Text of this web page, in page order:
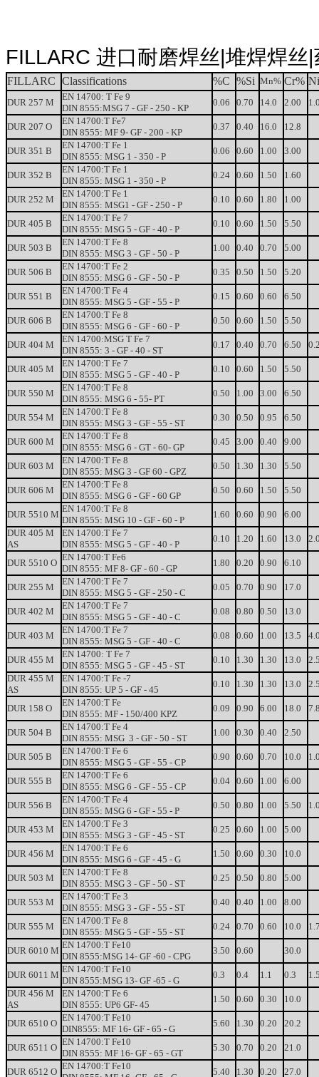
FILLARC 进口耐磨焊丝|堆焊焊丝
FILLARC Classifications %C %Si Mn% Cr%
DUR 257 M
EN 14700: T Fe 9
DIN 8555:MSG 7 - GF - 250 - KP
0.06 0.70 14.0 2.00
DUR 207 O
EN 14700:T Fe7
DIN 8555: MF 9- GF - 200 - KP
0.37 0.40 16.0 12.8
DUR 351 B
EN 14700:T Fe 1
DIN 8555: MSG 1 - 350 - P
0.06 0.60 1.00 3.00
DUR 352 B
EN 14700:T Fe 1
DIN 8555: MSG 1 - 350 - P
0.24 0.60 1.50 1.60
DUR 252 M
EN 14700:T Fe 1
DIN 8555: MSG1 - GF - 250 - P
0.10 0.60 1.80 1.00
DUR 405 B
EN 14700:T Fe 7
DIN 8555: MSG 5 - GF - 40 - P
0.10 0.60 1.50 5.50
DUR 503 B
EN 14700:T Fe 8
DIN 8555: MSG 3 - GF - 50 - P
1.00 0.40 0.70 5.00
DUR 506 B
EN 14700:T Fe 2
DIN 8555: MSG 6 - GF - 50 - P
0.35 0.50 1.50 5.20
DUR 551 B
EN 14700:T Fe 4
DIN 8555: MSG 5 - GF - 55 - P
0.15 0.60 0.60 6.50
DUR 606 B
EN 14700:T Fe 8
DIN 8555: MSG 6 - GF - 60 - P
0.50 0.60 1.50 5.50
DUR 404 M
EN 14700:MSG T Fe 7
DIN 8555: 3 - GF - 40 - ST
0.17 0.40 0.70 6.50
DUR 405 M
EN 14700:T Fe 7
DIN 8555: MSG 5 - GF - 40 - P
0.10 0.60 1.50 5.50
DUR 550 M
EN 14700:T Fe 8
DIN 8555: MSG 6 - 55- PT
0.50 1.00 3.00 6.50
DUR 554 M
EN 14700:T Fe 8
DIN 8555: MSG 3 - GF - 55 - ST
0.30 0.50 0.95 6.50
DUR 600 M
EN 14700:T Fe 8
DIN 8555: MSG 6 - GT - 60- GP
0.45 3.00 0.40 9.00
DUR 603 M
EN 14700:T Fe 8
DIN 8555: MSG 3 - GF 60 - GPZ
0.50 1.30 1.30 5.50
DUR 606 M
EN 14700:T Fe 8
DIN 8555: MSG 6 - GF - 60 GP
0.50 0.60 1.50 5.50
DUR 5510 M
EN 14700:T Fe 8
DIN 8555: MSG 10 - GF - 60 - P
1.60 0.60 0.90
6.00
DUR 405 M
AS
EN 14700:T Fe 7
DIN 8555: MSG 5 - GF - 40 - P
0.10 1.20 1.60 13.0
DUR 5510 O
EN 14700:T Fe6
DIN 8555: MF 8- GF - 60 - GP
1.80 0.20 0.90 6.10
DUR 255 M
EN 14700:T Fe 7
DIN 8555: MSG 5 - GF - 250 - C
0.05 0.70 0.90 17.0
DUR 402 M
EN 14700:T Fe 7
DIN 8555: MSG 5 - GF - 40 - C
0.08 0.80 0.50 13.0
DUR 403 M
EN 14700:T Fe 7
DIN 8555: MSG 5 - GF - 40 - C
0.08 0.60 1.00 13.5
DUR 455 M
EN 14700: T Fe 7
DIN 8555: MSG 5 - GF - 45 - ST
0.10 1.30 1.30 13.0
DUR 455 M
AS
EN 14700:T Fe -7
DIN 8555: UP 5 - GF - 45
0.10 1.30 1.30 13.0
DUR 158 O
EN 14700:T Fe
DIN 8555: MF - 150/400 KPZ
0.09 0.90 6.00 18.0
DUR 504 B
EN 14700:T Fe 4
DIN 8555: MSG 3 - GF - 50 - ST
1.00 0.30 0.40 2.50
DUR 505 B
EN 14700:T Fe 6
DIN 8555: MSG 5 - GF - 55 - CP
0.90 0.60 0.70 10.0
DUR 555 B
EN 14700:T Fe 6
DIN 8555: MSG 6 - GF - 55 - CP
0.04 0.60 1.00 6.00
DUR 556 B
EN 14700:T Fe 4
DIN 8555: MSG 6 - GF - 55 - P
0.50 0.80 1.00 5.50
DUR 453 M
EN 14700:T Fe 3
DIN 8555: MSG 3 - GF - 45 - ST
0.25 0.60 1.00 5.00
DUR 456 M
EN 14700:T Fe 6
DIN 8555: MSG 6 - GF - 45 - G
1.50 0.60 0.30 10.0
DUR 503 M
EN 14700:T Fe 8
DIN 8555: MSG 3 - GF - 50 - ST
0.25 0.50 0.80 5.00
DUR 553 M
EN 14700:T Fe 3
DIN 8555: MSG 3 - GF - 55 - ST
0.40 0.40 1.00 8.00
DUR 555 M
EN 14700:T Fe 8
DIN 8555: MSG 5 - GF - 55 - ST
0.24 0.70 0.60 10.0
DUR 6010 M
EN 14700:T Fe10
DIN 8555:MSG 14- GF -60 - CPG
3.50 0.60 30.0
DUR 6011 M
EN 14700:T Fe10
DIN 8555:MSG 13- GF -65 - G
0.3 0.4 1.1 0.3
DUR 456 M
AS
EN 14700:T Fe 6
DIN 8555: UP6 GF- 45
1.50 0.60 0.30 10.0
DUR 6510 O
EN 14700:T Fe10
DIN8555: MF 16- GF - 65 - G
5.60 1.30 0.20 20.2
DUR 6511 O
EN 14700:T Fe10
DIN 8555: MF 16- GF - 65 - GT
5.30 0.70 0.20 21.0
DUR 6512 O
EN 14700:T Fe10
5.40 1.30 0.20 27.0